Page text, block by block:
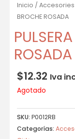
Inicio / Accesories
BROCHE ROSADA
ROSADA
$12.32 Iva
Agotado
SKU: P0012RB
Categorías: